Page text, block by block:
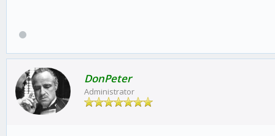
DonPeter
Administrator